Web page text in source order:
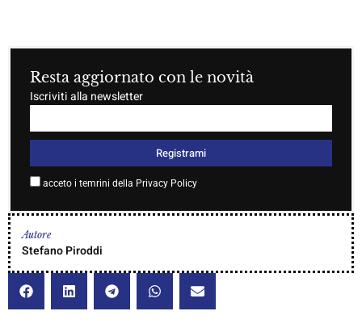
Resta aggiornato con le novità
Iscriviti alla newsletter
acceto i temrini della Privacy Policy
Registrami
Autore
Stefano Piroddi